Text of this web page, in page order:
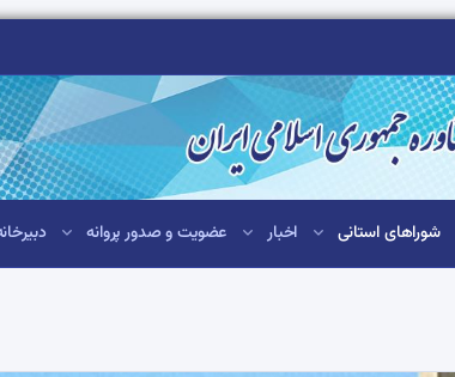
شوراهای استانی اخبار عضویت و صدور پروانه